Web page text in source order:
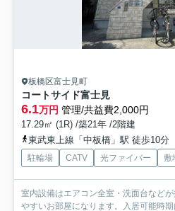
板橋区富士見町
コートサイド富士見
6.1万円 管理/共益費2,000円
17.29㎡ (1R) /築21年 /2階建
東武東上線「中板橋」駅 徒歩10分
駐輪場 CATV 光ファイバー 敷
室内設備はエアコン全室・洗面台など
やすいお部屋になります。入居可能時